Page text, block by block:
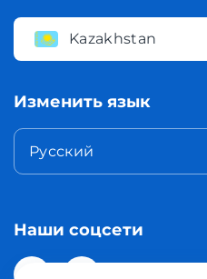
Kazakhstan
Изменить язык
Русский
Наши соцсети